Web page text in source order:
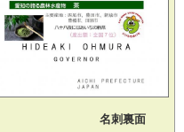
刺裏面